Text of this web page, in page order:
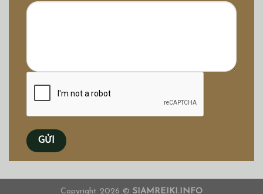
Copyright 2026 © SIAMREIKI.INFO